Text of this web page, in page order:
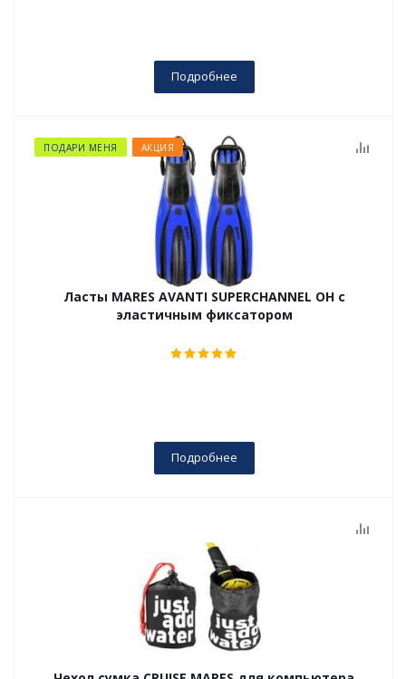
Подробнее
ПОДАРИ МЕНЯ АКЦИЯ
Ласты MARES AVANTI SUPERCHANNEL OH с
эластичным фиксатором
Подробнее